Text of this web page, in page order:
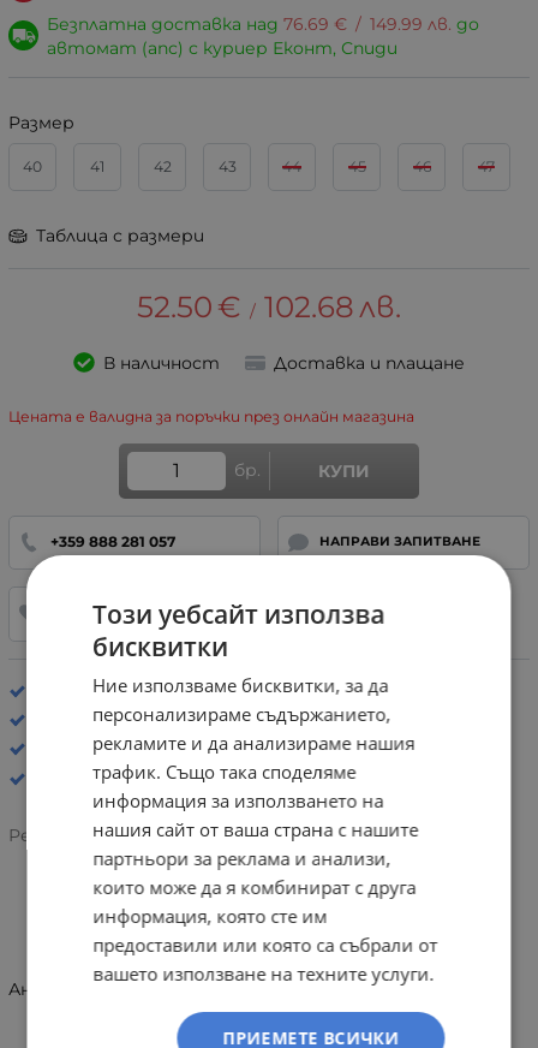
Безплатна доставка над 76.69 € / 149.99 лв. до
автомат (апс) с куриер Еконт, Спиди
Размер
40 41 42 43 44 45 46 47
Таблица с размери
52.50 € / 102.68лв.
В наличност Доставка и плащане
Цената е валидна за поръчки през онлайн магазина
бр. КУПИ
+359 888 281 057 НАПРАВИ ЗАПИТВАНЕ
ДОБАВИ В ЛЮБИМИ
Хастар: Естествена кожа
Стелка: Естествена кожа
Сандали
Рейтинг:
ИНФОРМАЦИЯ
Анатомични кожени чехли Rieker 112377322092
Този уебсайт използва
бисквитки
Ние използваме бисквитки, за да
персонализираме съдържанието,
рекламите и да анализираме нашия
трафик. Също така споделяме
информация за използването на
нашия сайт от ваша страна с нашите
партньори за реклама и анализи,
които може да я комбинират с друга
информация, която сте им
предоставили или която са събрали от
вашето използване на техните услуги.
ПРИЕМЕТЕ ВСИЧКИ